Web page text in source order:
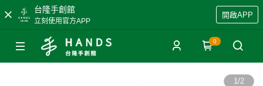
台隆手創館
立刻使用官方APP
開啟APP
0
1/2